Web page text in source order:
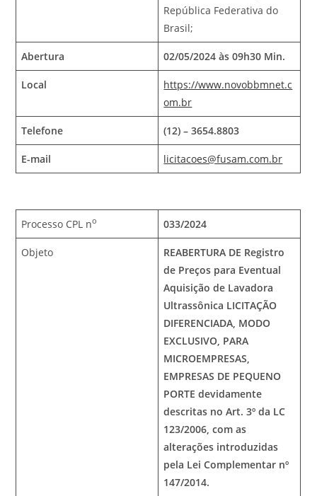
República Federativa do
Brasil;
Abertura 02/05/2024 às 09h30 Min.
Local
https://www.novobbmnet.c
om.br
Telefone (12) – 3654.8803
E-mail licitacoes@fusam.com.br
Processo CPL no 033/2024
Objeto
REABERTURA DE Registro
de Preços para Eventual
Aquisição de Lavadora
Ultrassônica LICITAÇÃO
DIFERENCIADA, MODO
EXCLUSIVO, PARA
MICROEMPRESAS,
EMPRESAS DE PEQUENO
PORTE devidamente
descritas no Art. 3º da LC
123/2006, com as
alterações introduzidas
pela Lei Complementar nº
147/2014.